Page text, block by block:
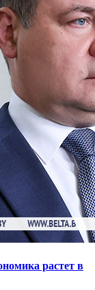
растет в